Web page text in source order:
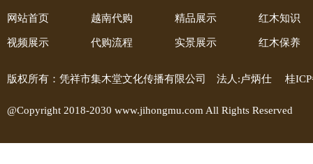
网站首页 越南代购 精品展示 红木知识
视频展示 代购流程 实景展示 红木保养
版权所有：凭祥市集木堂文化传播有限公司 法人:卢炳仕 桂
@Copyright 2018-2030 www.jihongmu.com All Rights Reserved